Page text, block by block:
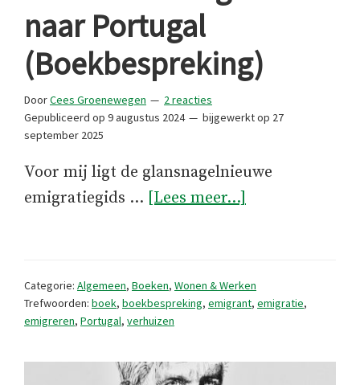
naar Portugal
(Boekbespreking)
DoorCees Groenewegen
2 reacties
Gepubliceerd op 9 augustus 2024 bijgewerkt op 27
september 2025
Voor mij ligt de glansnagelnieuwe
emigratiegids … [Lees meer...]
Categorie: Algemeen, Boeken, Wonen & Werken
Trefwoorden: boek, boekbespreking, emigrant, emigratie,
emigreren, Portugal, verhuizen